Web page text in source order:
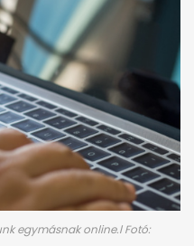
egymásnak online.l Fotó: